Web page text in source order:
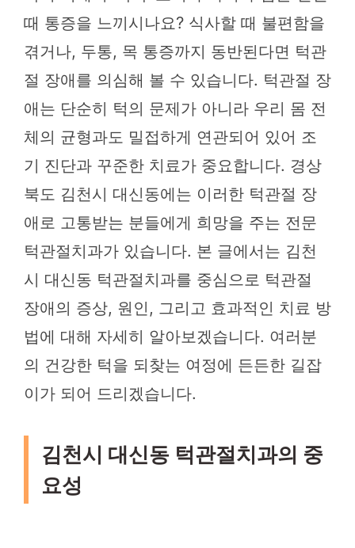
때 통증을 느끼시나요? 식사할 때 불편함을
겪거나, 두통, 목 통증까지 동반된다면 턱관
절 장애를 의심해 볼 수 있습니다. 턱관절 장
애는 단순히 턱의 문제가 아니라 우리 몸 전
체의 균형과도 밀접하게 연관되어 있어 조
기 진단과 꾸준한 치료가 중요합니다. 경상
북도 김천시 대신동에는 이러한 턱관절 장
애로 고통받는 분들에게 희망을 주는 전문
턱관절치과가 있습니다. 본 글에서는 김천
시 대신동 턱관절치과를 중심으로 턱관절
장애의 증상, 원인, 그리고 효과적인 치료 방
법에 대해 자세히 알아보겠습니다. 여러분
의 건강한 턱을 되찾는 여정에 든든한 길잡
이가 되어 드리겠습니다.
김천시 대신동 턱관절치과의 중
요성